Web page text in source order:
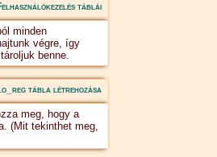
táblái
minden
végre, így
benne.
tábla létrehozása
meg, hogy a
(Mit tekinthet meg,